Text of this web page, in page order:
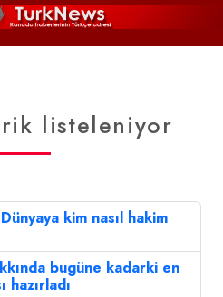
listeleniyor
kim nasıl hakim
bugüne kadarki en
hazırladı